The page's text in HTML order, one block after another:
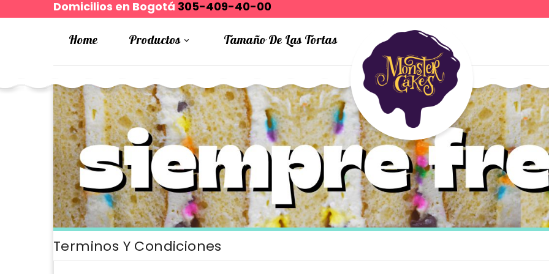
Domicilios en Bogotá 305-409-40-00
Home 
Productos Tamaño De Las Tortas
Terminos Y Condiciones